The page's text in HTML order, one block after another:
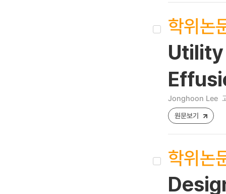
학위논
Jonghoon Lee
원문보기
학위논